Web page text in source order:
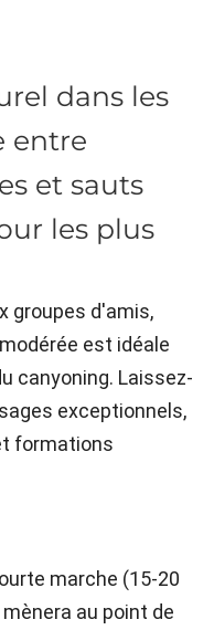
dans les
entre
et sauts
les plus
groupes d'amis,
est idéale
canyoning. Laissez-
exceptionnels,
formations
marche (15-20
au point de